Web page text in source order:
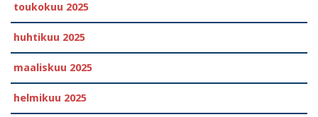
toukokuu 2025
huhtikuu 2025
maaliskuu 2025
helmikuu 2025